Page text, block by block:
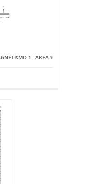
1 TAREA 9